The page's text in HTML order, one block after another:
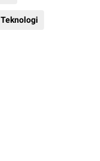
Teknologi